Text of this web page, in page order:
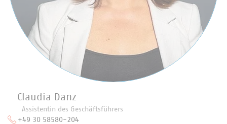
Claudia Danz
Assistentin des Geschäftsführers
+49 30 58580-204